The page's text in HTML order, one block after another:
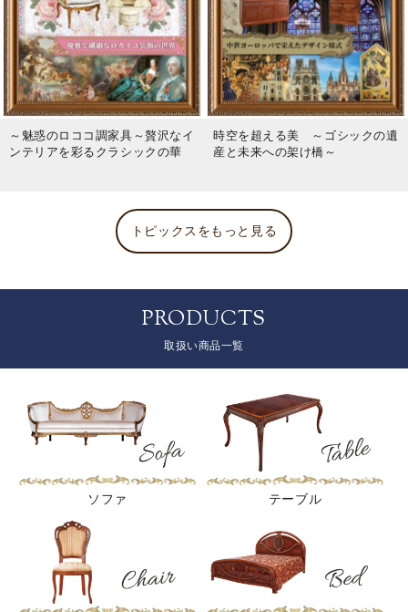
～魅惑のロココ調家具～贅沢なイ
ンテリアを彩るクラシックの華
時空を超える美 ～ゴシックの遺
産と未来への架け橋～
トピックスをもっと見る
PRODUCTS
取扱い商品一覧
ソファ テーブル